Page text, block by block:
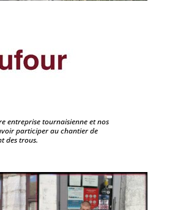
entreprise tournaisienne et nos
participer au chantier de
des trous.